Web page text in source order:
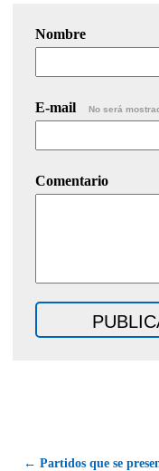
Nombre
E-mail No será
Comentario
← Partidos que se